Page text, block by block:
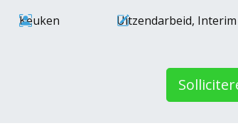
Keuken Uitzendarbeid,